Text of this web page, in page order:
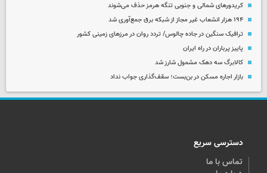
کریدورهای شمالی و جنوبی تنگه هرمز حذف می‌شوند
۱۹۴ هزار انشعاب غیر مجاز از شبکه برق جمع‌آوری شد
ترافیک سنگین در جاده چالوس/ تردد روان در مرزهای زمینی کشور
پاییز پرباران در راه ایران
کالابرگ سه دهک مشمول شارز شد
بازار اجاره مسکن در بن‌بست؛ سقف‌گذاری جواب نداد
دسترسی سریع
تماس با ما